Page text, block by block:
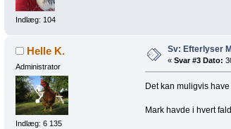
Indlæg: 104
Helle K.
Administrator
Indlæg: 6 135
Sv: Efterlyser
« Svar #3 Dato:
Det kan muligvis
Mark havde i hvert